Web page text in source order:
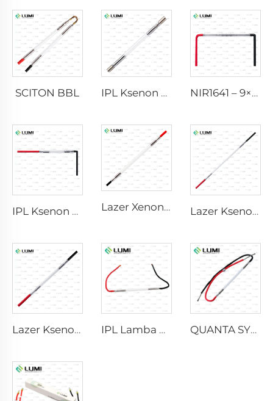
SCITON BBL IPL Ksenon Lamba P1640 – 7×47×110 mm NIR1641 – 9×45×110 mm
IPL Ksenon Lambası P1541 – 9×45×100 mm Lazer Xenon Lamba L2741 – 7×100×167 mm Lazer Ksenon Lamba L2851-5×105×175 mm
Lazer Ksenon Lamba L2021-7×65×130 mm IPL Lamba P2021-7×65×130 mm QUANTA SYSTEM